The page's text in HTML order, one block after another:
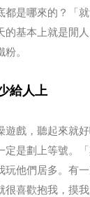
都是哪來的？「
的基本上就是閒
。
給人上
遊戲，聽起來就
定是劃上等號。
玩他們居多。有
很喜歡抱我，摸